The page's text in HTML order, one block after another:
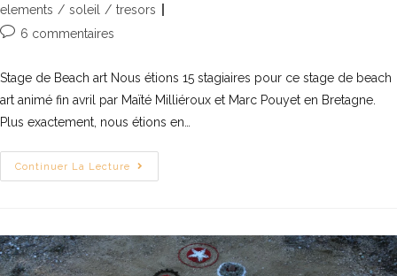
elements / soleil / tresors
6 commentaires
Stage de Beach art Nous étions 15 stagiaires pour ce stage de beach
art animé fin avril par Maïté Milliéroux et Marc Pouyet en Bretagne.
Plus exactement, nous étions en…
Continuer La Lecture